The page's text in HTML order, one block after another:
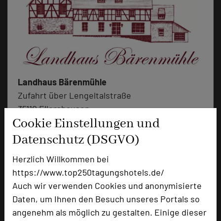
Cookie Einstellungen und
Datenschutz (DSGVO)
Herzlich Willkommen bei
https://www.top250tagungshotels.de/
Auch wir verwenden Cookies und anonymisierte
Daten, um Ihnen den Besuch unseres Portals so
angenehm als möglich zu gestalten. Einige dieser
Landhaus Bärenmühle
Zufahrt über Lengeltalstraße
35110 Ellershausen
phone +49 6455 75904-0
language Homepage
zur Tagungsanfrage hinzufügen add_circle